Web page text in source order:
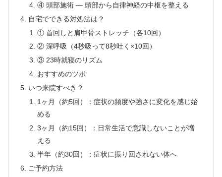
④ 頭部施術 — 頭部から自律神経の中枢を整える
自宅でできる対処法は？
① 首回しと肩甲骨ストレッチ（各10回）
② 深呼吸（4秒吸って8秒吐く×10回）
③ 23時就寝のリズム
おすすめのツボ
いつ来院すべき？
1ヶ月（約5回）：症状の頻度や強さに変化を感じ始
める
3ヶ月（約15回）：日常生活で意識しないことが増
える
半年（約30回）：症状に振り回されない体へ
ご予約方法